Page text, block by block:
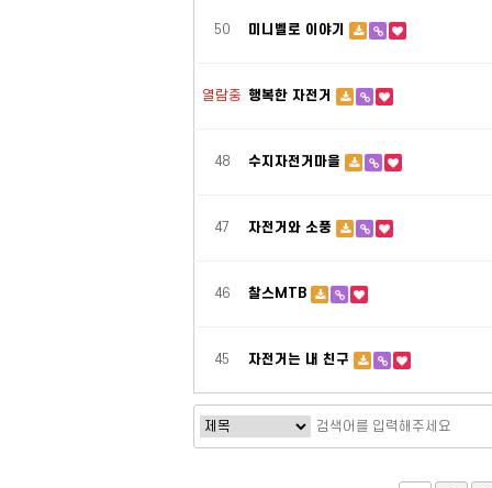
50 미니벨로 이야기
열람중 행복한 자전거
48 수지자전거마을
47 자전거와 소풍
46 찰스MTB
45 자전거는 내 친구